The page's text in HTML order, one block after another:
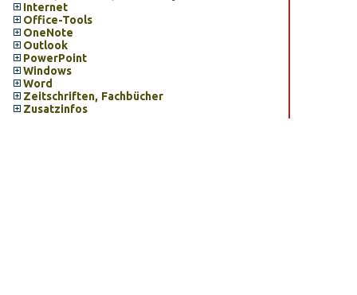
Internet
Office-Tools
OneNote
Outlook
PowerPoint
Windows
Word
Zeitschriften, Fachbücher
Zusatzinfos